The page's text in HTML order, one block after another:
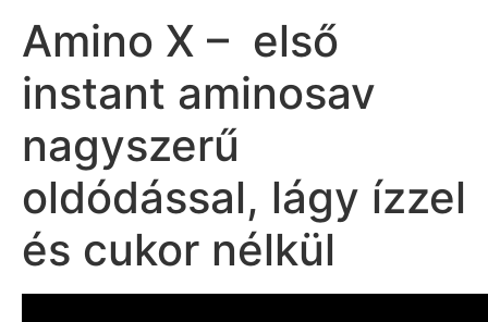
Amino X – első
instant aminosav
nagyszerű
oldódással, lágy ízzel
és cukor nélkül